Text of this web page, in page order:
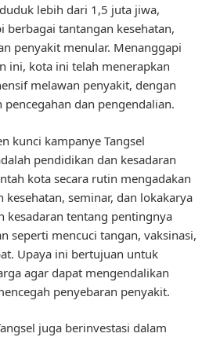
lebih dari 1,5 juta jiwa,
berbagai tantangan kesehatan,
penyakit menular. Menanggapi
ini, kota ini telah menerapkan
melawan penyakit, dengan
dan pengendalian.
kunci kampanye Tangsel
pendidikan dan kesadaran
kota secara rutin mengadakan
seminar, dan lokakarya
kesadaran tentang pentingnya
seperti mencuci tangan, vaksinasi,
Upaya ini bertujuan untuk
agar dapat mengendalikan
penyebaran penyakit.
juga berinvestasi dalam